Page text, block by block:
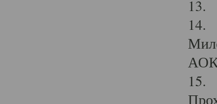
13.
14.
15.